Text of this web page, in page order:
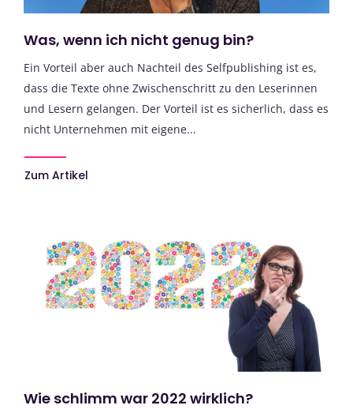
Was, wenn ich nicht genug bin?
Ein Vorteil aber auch Nachteil des Selfpublishing ist es,
dass die Texte ohne Zwischenschritt zu den Leserinnen
und Lesern gelangen. Der Vorteil ist es sicherlich, dass es
nicht Unternehmen mit eigene...
Zum Artikel
Wie schlimm war 2022 wirklich?